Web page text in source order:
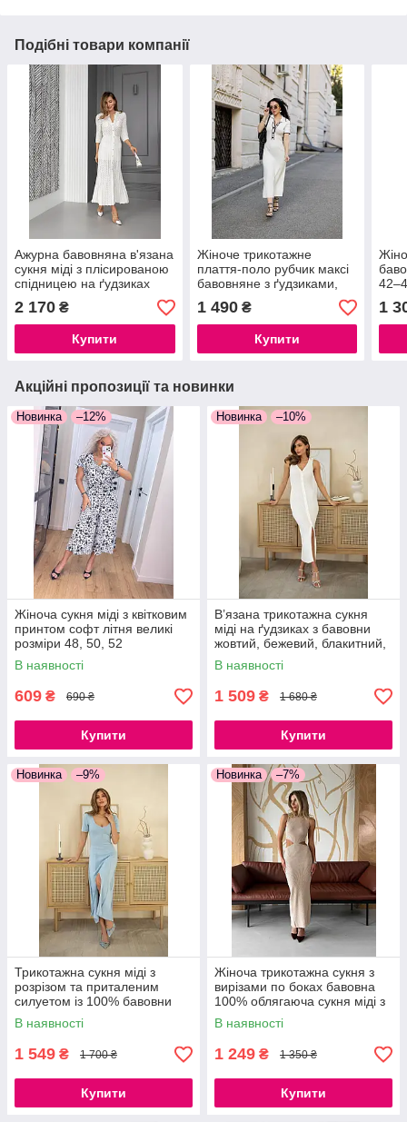
Подібні товари компанії
Ажурна бавовняна в'язана
сукня міді з плісированою
спідницею на ґудзиках
(42/44, 46/48, різні
кольори)
2 170 ₴
Купити
Жіноче трикотажне
плаття-поло рубчик максі
бавовняне з ґудзиками,
повсякденне, розмір 42-46
1 490₴
Купити
1
Акційні пропозиції та новинки
Новинка –12%
Жіноча сукня міді з квітковим
принтом софт літня великі
розміри 48, 50, 52
В наявності
609 ₴ 690 ₴
Купити
Новинка –10%
В’язана трикотажна сукня
міді на ґудзиках з бавовни
жовтий, бежевий, блакитний,
молочний, червоний,
помаранчевий, кемел
В наявності
1 509 ₴ 1 680 ₴
Купити
Новинка –9%
Трикотажна сукня міді з
розрізом та приталеним
силуетом із 100% бавовни
В наявності
1 549 ₴ 1 700 ₴
Купити
Новинка –7%
Жіноча трикотажна сукня з
вирізами по боках бавовна
100% облягаюча сукня міді з
розрізом, 42–46
В наявності
1 249 ₴ 1 350 ₴
Купити